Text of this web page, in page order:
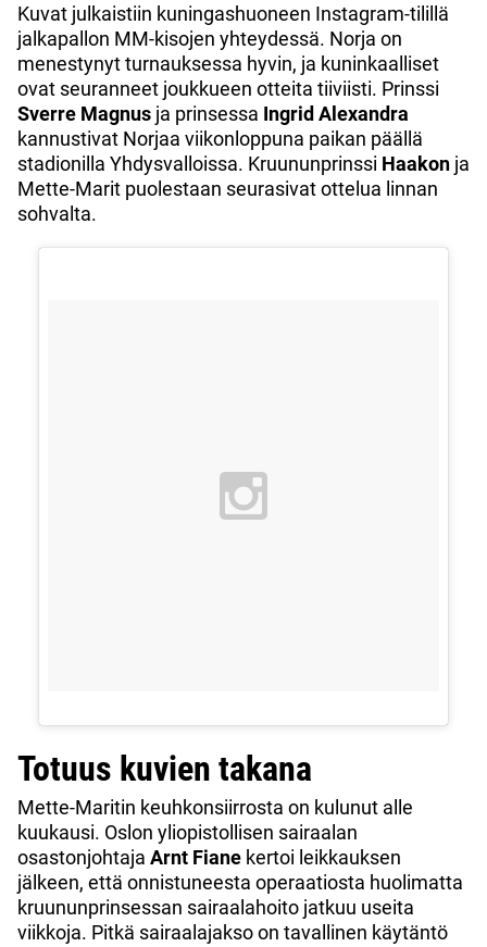
Kuvat julkaistiin kuningashuoneen Instagram-tilillä
jalkapallon MM-kisojen yhteydessä. Norja on
menestynyt turnauksessa hyvin, ja kuninkaalliset
ovat seuranneet joukkueen otteita tiiviisti. Prinssi
Sverre Magnus ja prinsessa Ingrid Alexandra
kannustivat Norjaa viikonloppuna paikan päällä
stadionilla Yhdysvalloissa. Kruununprinssi Haakon ja
Mette-Marit puolestaan seurasivat ottelua linnan
sohvalta.
Totuus kuvien takana
Mette-Maritin keuhkonsiirrosta on kulunut alle
kuukausi. Oslon yliopistollisen sairaalan
osastonjohtaja Arnt Fiane kertoi leikkauksen
jälkeen, että onnistuneesta operaatiosta huolimatta
kruununprinsessan sairaalahoito jatkuu useita
viikkoja. Pitkä sairaalajakso on tavallinen käytäntö